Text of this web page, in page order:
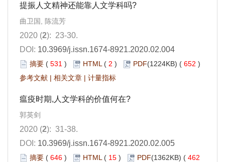
提振人文精神还能靠人文学科吗?
曲卫国, 陈流芳
2020 (2): 23-30.
DOI: 10.3969/j.issn.1674-8921.2020.02.004
摘要 ( 531 ) HTML ( 2 ) PDF(1224KB) ( 652 )
参考文献 | 相关文章 | 计量指标
瘟疫时期,人文学科的价值何在?
郭英剑
2020 (2): 31-38.
DOI: 10.3969/j.issn.1674-8921.2020.02.005
摘要 ( 646 ) HTML ( 15 ) PDF(1362KB) ( 462